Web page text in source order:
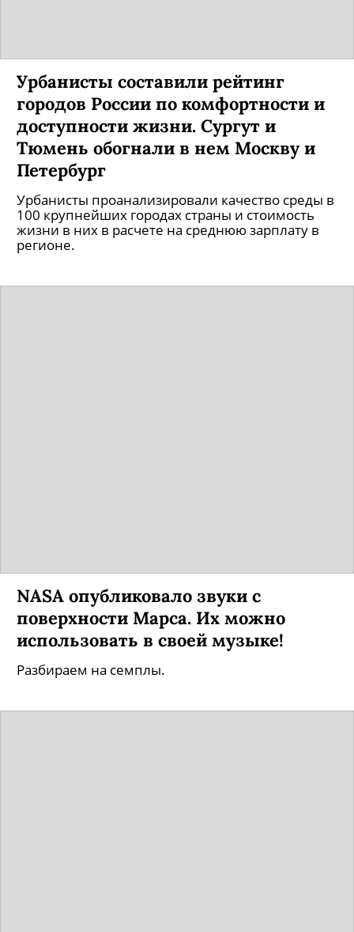
Урбанисты составили рейтинг
городов России по комфортности и
доступности жизни. Сургут и
Тюмень обогнали в нем Москву и
Петербург
Урбанисты проанализировали качество среды в
100 крупнейших городах страны и стоимость
жизни в них в расчете на среднюю зарплату в
регионе.
NASA опубликовало звуки с
поверхности Марса. Их можно
использовать в своей музыке!
Разбираем на семплы.